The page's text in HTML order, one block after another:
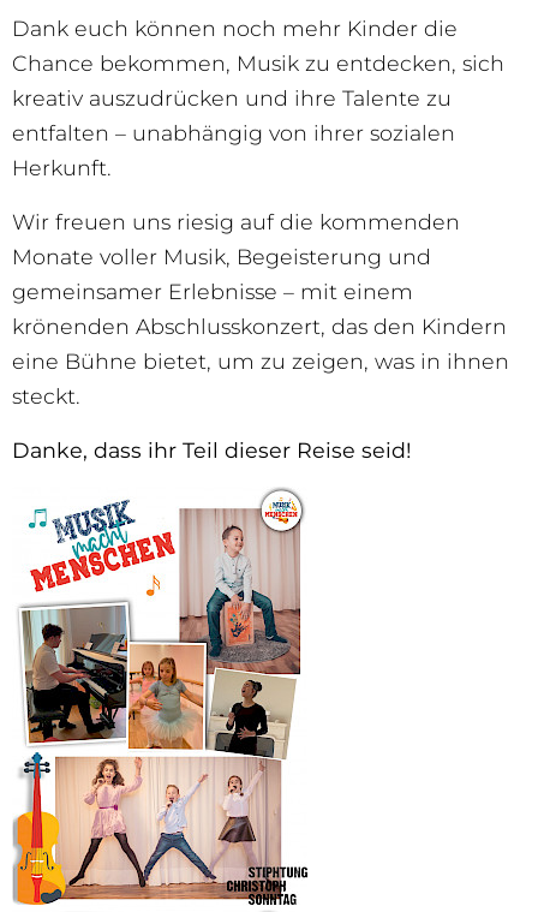
Dank euch können noch mehr Kinder die
Chance bekommen, Musik zu entdecken, sich
kreativ auszudrücken und ihre Talente zu
entfalten – unabhängig von ihrer sozialen
Herkunft.
Wir freuen uns riesig auf die kommenden
Monate voller Musik, Begeisterung und
gemeinsamer Erlebnisse – mit einem
krönenden Abschlusskonzert, das den Kindern
eine Bühne bietet, um zu zeigen, was in ihnen
steckt.
Danke, dass ihr Teil dieser Reise seid!